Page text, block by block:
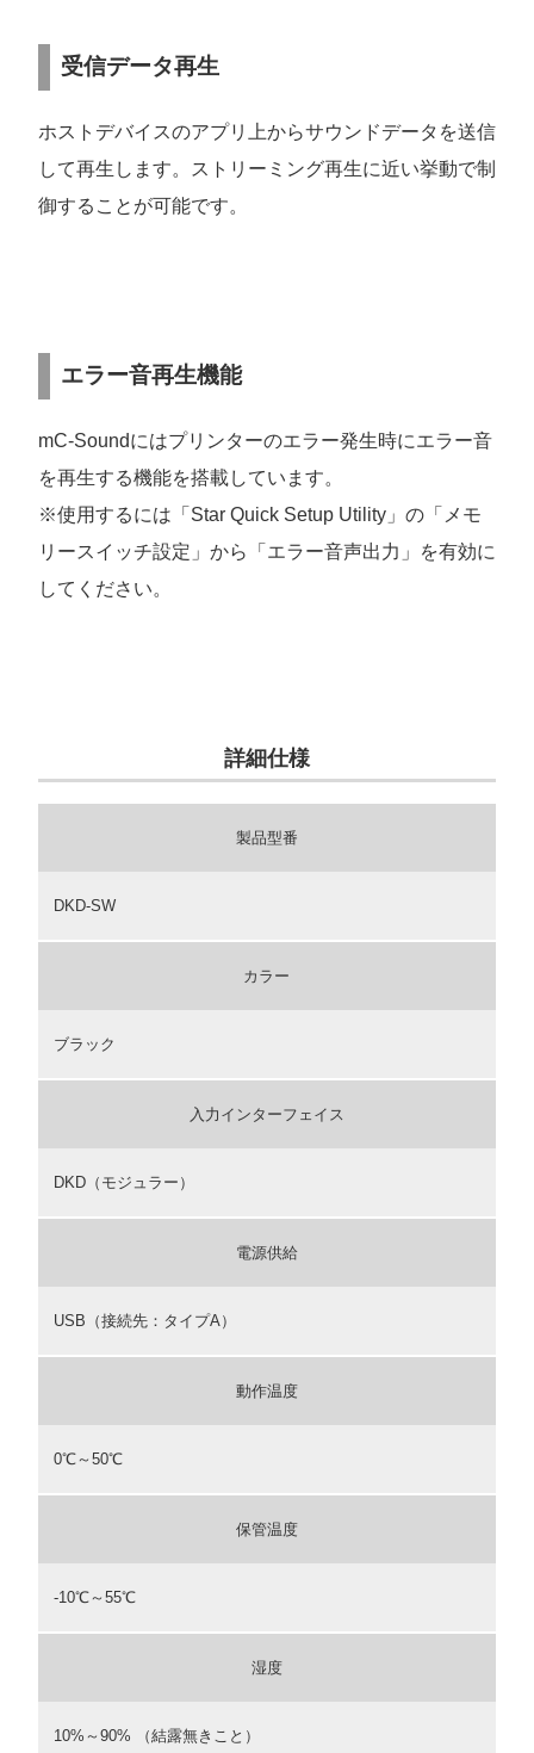
受信データ再生
ホストデバイスのアプリ上からサウンドデータを送信
して再生します。ストリーミング再生に近い挙動で制
御することが可能です。
エラー音再生機能
mC-Soundにはプリンターのエラー発生時にエラー音
を再生する機能を搭載しています。
※使用するには「Star Quick Setup Utility」の「メモ
リースイッチ設定」から「エラー音声出力」を有効に
してください。
詳細仕様
製品型番
DKD-SW
カラー
ブラック
入力インターフェイス
DKD（モジュラー）
電源供給
USB（接続先：タイプA）
動作温度
0℃～50℃
保管温度
-10℃～55℃
湿度
10%～90% （結露無きこと）